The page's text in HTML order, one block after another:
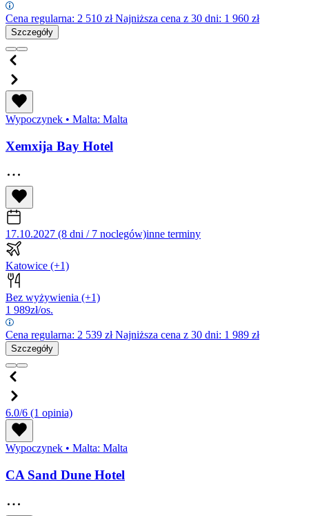
Cena regularna: 2 510 złNajniższa cena z 30 dni: 1 960 zł
Szczegóły
Wypoczynek • Malta: Malta
Xemxija Bay Hotel
17.10.2027 (8 dni / 7 noclegów)inne terminy
Katowice (+1)
Bez wyżywienia (+1)
1 989zł/os.
Cena regularna: 2 539 złNajniższa cena z 30 dni: 1 989 zł
Szczegóły
6.0/6 (1 opinia)
Wypoczynek • Malta: Malta
CA Sand Dune Hotel